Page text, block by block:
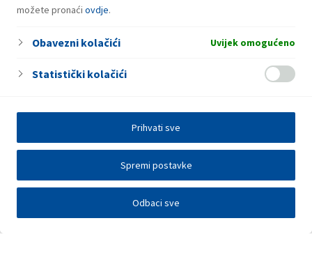
možete pronaći ovdje.
Obavezni kolačići Uvijek omogućeno
Statistički kolačići
Odbaci sve
Spremi postavke
Prihvati sve